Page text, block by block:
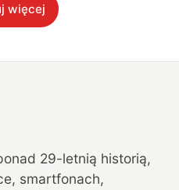
więcej
29-letnią historią,
smartfonach,